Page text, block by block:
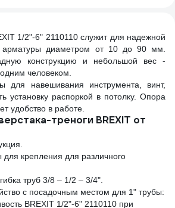
1/2"-6" 2110110 служит для надежной
арматуры диаметром от 10 до 90 мм.
конструкцию и небольшой вес -
человеком.
для навешивания инструмента, винт,
установку распоркой в потолку. Опора
удобство в работе.
треноги BREXIT от
для крепления для различного
труб 3/8 – 1/2 – 3/4".
с посадочным местом для 1" трубы:
BREXIT 1/2"-6" 2110110 при